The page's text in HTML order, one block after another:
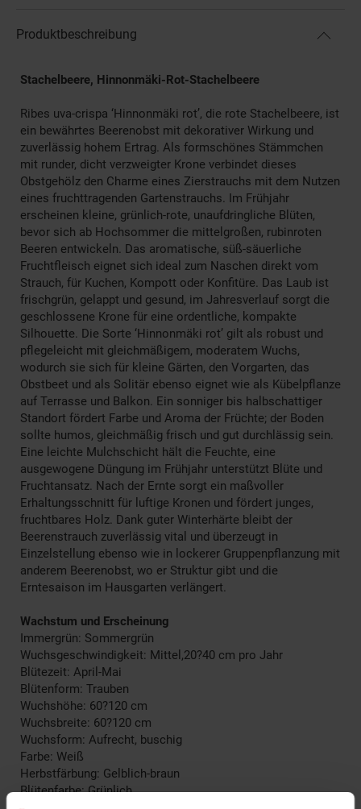
Produktbeschreibung
Stachelbeere, Hinnonmäki-Rot-Stachelbeere
Ribes uva-crispa ‘Hinnonmäki rot’, die rote Stachelbeere, ist
ein bewährtes Beerenobst mit dekorativer Wirkung und
zuverlässig hohem Ertrag. Als formschönes Stämmchen
mit runder, dicht verzweigter Krone verbindet dieses
Obstgehölz den Charme eines Zierstrauchs mit dem Nutzen
eines fruchttragenden Gartenstrauchs. Im Frühjahr
erscheinen kleine, grünlich-rote, unaufdringliche Blüten,
bevor sich ab Hochsommer die mittelgroßen, rubinroten
Beeren entwickeln. Das aromatische, süß-säuerliche
Fruchtfleisch eignet sich ideal zum Naschen direkt vom
Strauch, für Kuchen, Kompott oder Konfitüre. Das Laub ist
frischgrün, gelappt und gesund, im Jahresverlauf sorgt die
geschlossene Krone für eine ordentliche, kompakte
Silhouette. Die Sorte ‘Hinnonmäki rot’ gilt als robust und
pflegeleicht mit gleichmäßigem, moderatem Wuchs,
wodurch sie sich für kleine Gärten, den Vorgarten, das
Obstbeet und als Solitär ebenso eignet wie als Kübelpflanze
auf Terrasse und Balkon. Ein sonniger bis halbschattiger
Standort fördert Farbe und Aroma der Früchte; der Boden
sollte humos, gleichmäßig frisch und gut durchlässig sein.
Eine leichte Mulchschicht hält die Feuchte, eine
ausgewogene Düngung im Frühjahr unterstützt Blüte und
Fruchtansatz. Nach der Ernte sorgt ein maßvoller
Erhaltungsschnitt für luftige Kronen und fördert junges,
fruchtbares Holz. Dank guter Winterhärte bleibt der
Beerenstrauch zuverlässig vital und überzeugt in
Einzelstellung ebenso wie in lockerer Gruppenpflanzung mit
anderem Beerenobst, wo er Struktur gibt und die
Erntesaison im Hausgarten verlängert.
Wachstum und Erscheinung
Immergrün: Sommergrün
Wuchsgeschwindigkeit: Mittel,20?40 cm pro Jahr
Blütezeit: April-Mai
Blütenform: Trauben
Wuchshöhe: 60?120 cm
Wuchsbreite: 60?120 cm
Wuchsform: Aufrecht, buschig
Farbe: Weiß
Herbstfärbung: Gelblich-braun
Blütenfarbe: Grünlich